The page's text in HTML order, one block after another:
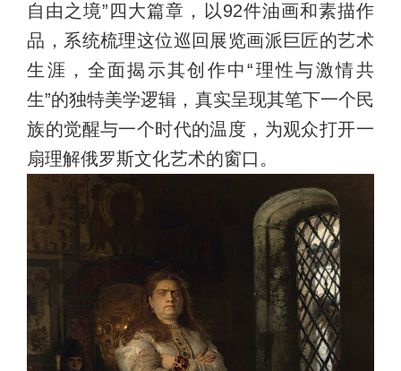
自由之境”四大篇章，以92件油画和素描作
品，系统梳理这位巡回展览画派巨匠的艺术
生涯，全面揭示其创作中“理性与激情共
生”的独特美学逻辑，真实呈现其笔下一个民
族的觉醒与一个时代的温度，为观众打开一
扇理解俄罗斯文化艺术的窗口。